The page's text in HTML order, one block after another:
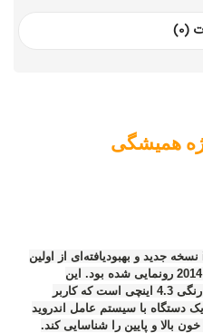
(0)
همیشگی
فشارسنج شیائومی به نام ‏iHealth 2‎‏ نسخه جدید و بهبودیافته‌ای از اولین
فشارسنج شیائومی است که ‏در سال 2014 رونمایی شده بود. این
فشارسنج مجهز به یک صفحه نمایش رنگی 4.3 اینچی است ‏که کاربر
دستگاه با سیستم عامل اندروید
بالا و پایین را شناسایی کند.